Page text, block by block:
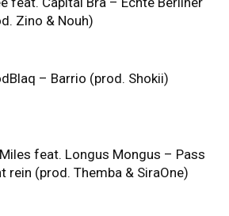
Zino & Nouh)
– Barrio (prod. Shokii)
feat. Longus Mongus – Pass
rein (prod. Themba & SiraOne)